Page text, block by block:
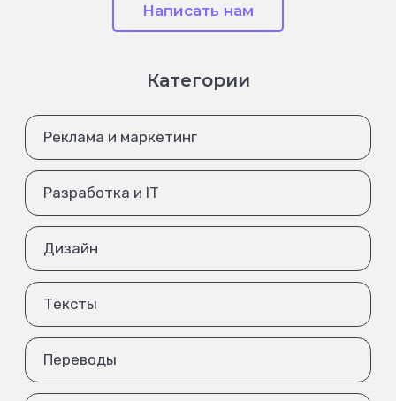
Написать нам
Категории
Реклама и маркетинг
Разработка и IT
Дизайн
Тексты
Переводы